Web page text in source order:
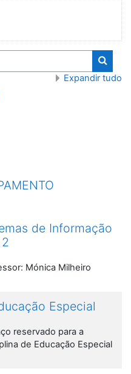
Expandir tudo
de Informação
Mónica Milheiro
Especial
reservado para a
de Educação Especial